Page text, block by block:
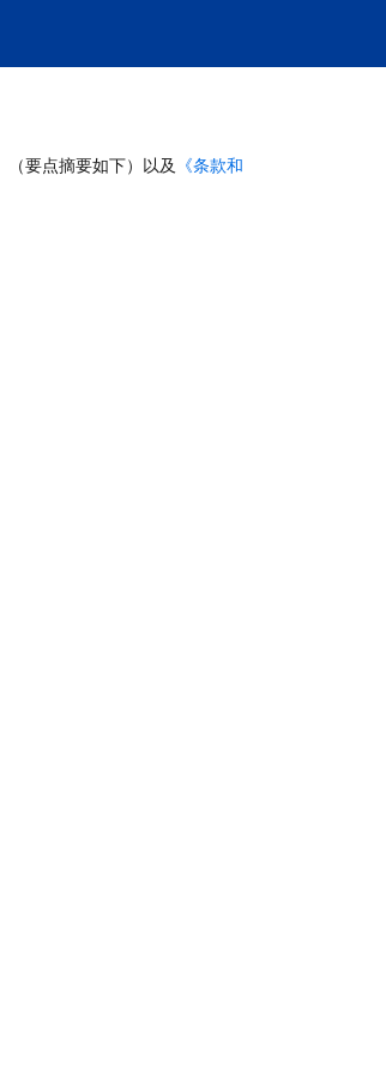
（要点摘要如下）以及 《条款和